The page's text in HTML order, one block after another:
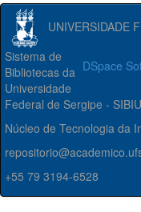
UNIVERSIDADE
DSpace
Sistema de
Bibliotecas da
Universidade
Federal de Sergipe -
Núcleo de Tecnologia da
+55 79 3194-6528